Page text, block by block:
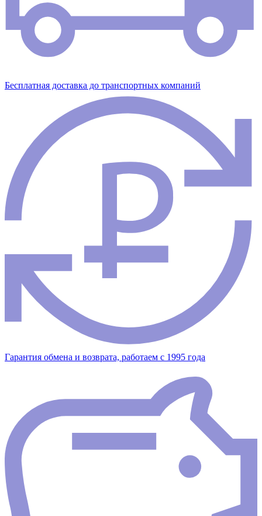
Бесплатная доставка до транспортных компаний
Гарантия обмена и возврата, работаем с 1995 года